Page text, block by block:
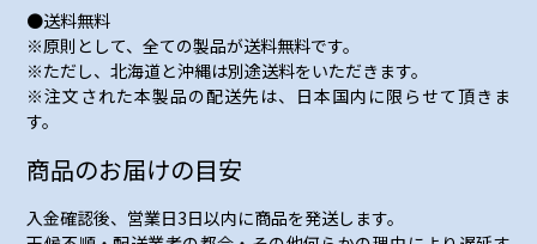
●送料無料
※原則として、全ての製品が送料無料です。
※ただし、北海道と沖縄は別途送料をいただきます。
※注文された本製品の配送先は、日本国内に限らせて頂きま
す。
商品のお届けの目安
入金確認後、営業日3日以内に商品を発送します。